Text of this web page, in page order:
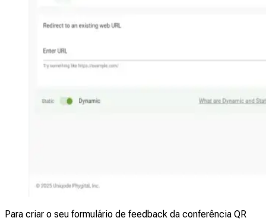
Para criar o seu formulário de feedback da conferência QR